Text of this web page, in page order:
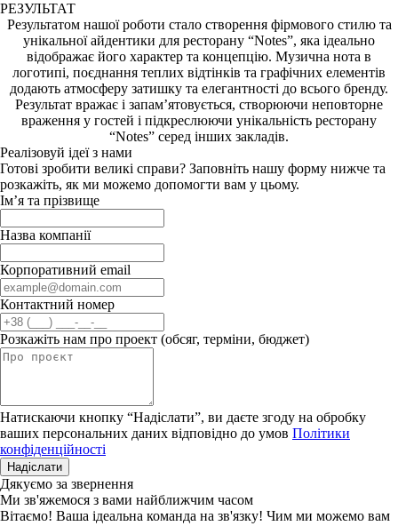
РЕЗУЛЬТАТ
Результатом нашої роботи стало створення фірмового стилю та
унікальної айдентики для ресторану “Notes”, яка ідеально
відображає його характер та концепцію. Музична нота в
логотипі, поєднання теплих відтінків та графічних елементів
додають атмосферу затишку та елегантності до всього бренду.
Результат вражає і запам’ятовується, створюючи неповторне
враження у гостей і підкреслюючи унікальність ресторану
“Notes” серед інших закладів.
Реалізовуй ідеї з нами
Готові зробити великі справи? Заповніть нашу форму нижче та
розкажіть, як ми можемо допомогти вам у цьому.
Ім’я та прізвище
Назва компанії
Корпоративний email
Контактний номер
Розкажіть нам про проект (обсяг, терміни, бюджет)
Натискаючи кнопку “Надіслати”, ви даєте згоду на обробку
ваших персональних даних відповідно до умов Політики
конфіденційності
Надіслати
Дякуємо за звернення
Ми зв'яжемося з вами найближчим часом
Вітаємо! Ваша ідеальна команда на зв'язку! Чим ми можемо вам